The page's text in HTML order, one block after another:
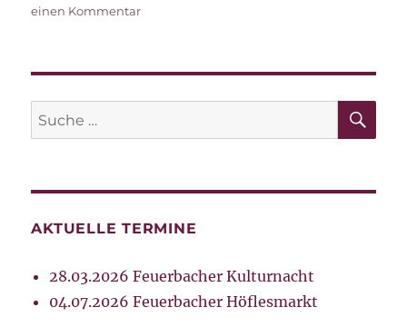
am
einen Kommentarzu
der
Wandbilder
Suche
nach:
AKTUELLE TERMINE
28.03.2026 Feuerbacher Kulturnacht
04.07.2026 Feuerbacher Höflesmarkt